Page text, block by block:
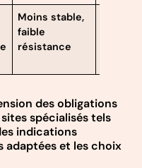
Moins stable,
faible
résistance
des obligations
spécialisés tels
indications
adaptées et les choix